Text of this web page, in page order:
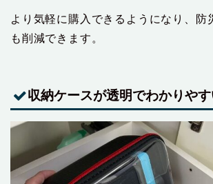
より気軽に購入できるようになり、防
も削減できます。
収納ケースが透明でわかりや